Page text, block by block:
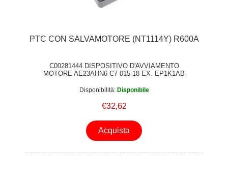
PTC CON SALVAMOTORE (NT1114Y) R600A
C00281444 DISPOSITIVO D'AVVIAMENTO
MOTORE AE23AHN6 C7 015-18 EX. EP1K1AB
Disponibilità: Disponibile
€32,62
Acquista